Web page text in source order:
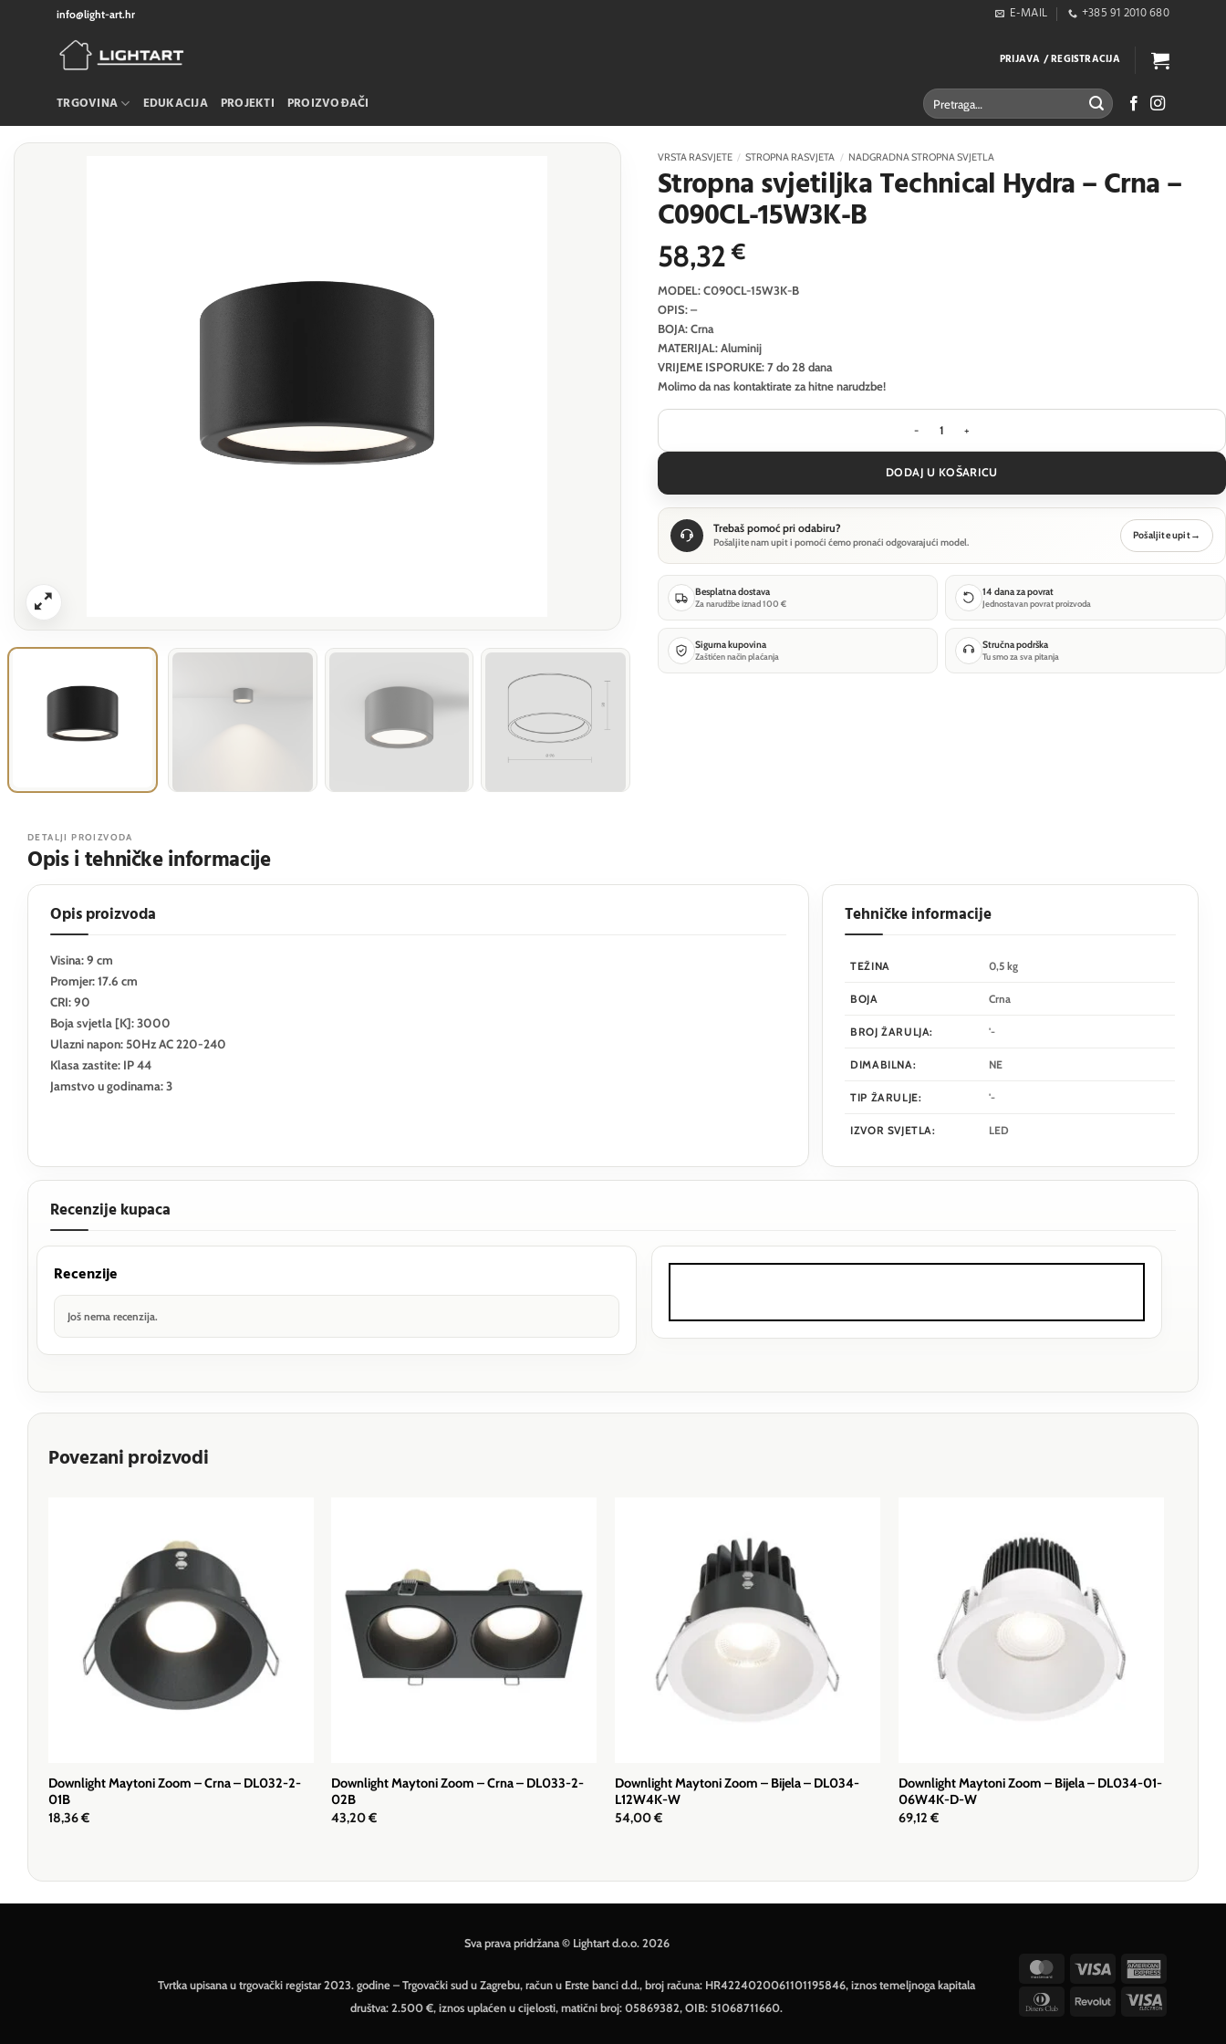
info@light-art.hr E-MAIL +385 91 2010 680
PRIJAVA / REGISTRACIJA
TRGOVINA EDUKACIJA PROJEKTI PROIZVOĐAČI Pretraži:
VRSTA RASVJETE / STROPNA RASVJETA / NADGRADNA STROPNA SVJETLA
Stropna svjetiljka Technical Hydra – Crna –
C090CL-15W3K-B
58,32€
MODEL: C090CL-15W3K-B
OPIS: –
BOJA: Crna
MATERIJAL: Aluminij
VRIJEME ISPORUKE: 7 do 28 dana
Molimo da nas kontaktirate za hitne narudzbe!
Stropna svjetiljka Technical Hydra - Crna -
DODAJ U KOŠARICU
Trebaš pomoć pri odabiru?
Pošaljite nam upit i pomoći ćemo pronaći odgovarajući model.
Pošaljite upit→
Besplatna dostava
Za narudžbe iznad 100 €
14 dana za povrat
Jednostavan povrat proizvoda
Sigurna kupovina
Zaštićen način plaćanja
Stručna podrška
Tu smo za sva pitanja
DETALJI PROIZVODA
Opis i tehničke informacije
Opis proizvoda
Visina: 9 cm
Promjer: 17.6 cm
CRI: 90
Boja svjetla [K]: 3000
Ulazni napon: 50Hz AC 220-240
Klasa zastite: IP 44
Jamstvo u godinama: 3
Tehničke informacije
TEŽINA 0,5 kg
BOJA Crna
BROJ ŽARULJA: '-
DIMABILNA: NE
TIP ŽARULJE: '-
IZVOR SVJETLA: LED
Recenzije kupaca
Recenzije
Još nema recenzija.
Povezani proizvodi
Downlight Maytoni Zoom – Crna – DL032-2-
01B
18,36€
Downlight Maytoni Zoom – Crna – DL033-2-
02B
43,20€
Downlight Maytoni Zoom – Bijela – DL034-
L12W4K-W
54,00€
Downlight Maytoni Zoom – Bijela – DL034-01-
06W4K-D-W
69,12 €
Sva prava pridržana © Lightart d.o.o. 2026
Tvrtka upisana u trgovački registar 2023. godine – Trgovački sud u Zagrebu, račun u Erste banci d.d., broj računa: HR4224020061101195846, iznos temeljnoga kapitala
društva: 2.500 €, iznos uplaćen u cijelosti, matični broj: 05869382, OIB: 51068711660.
MasterCard
Visa
DinnersRevolutVisa